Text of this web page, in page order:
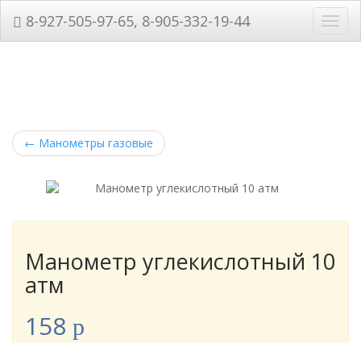
8-927-505-97-65, 8-905-332-19-44
← Манометры газовые
Манометр углекислотный 10
атм
158 p